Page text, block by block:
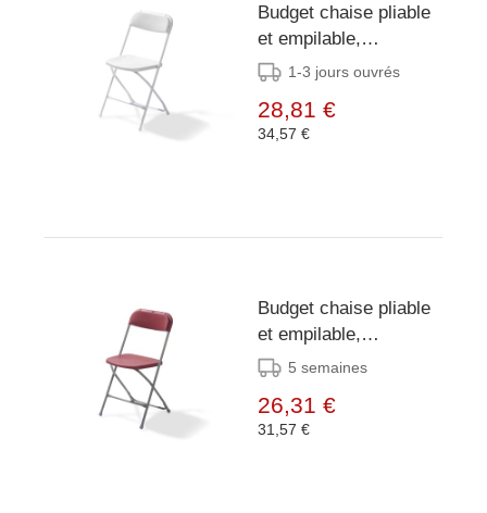
Budget chaise pliable
et empilable,
Blanc/Blanc, structure
(BxTxH), 50170
1-3 jours ouvrés
28,81 €
34,57 €
Budget chaise pliable
et empilable,
Gris/Bordeaux,
43x45x80cm (BxTxH),
50130
5 semaines
26,31 €
31,57 €